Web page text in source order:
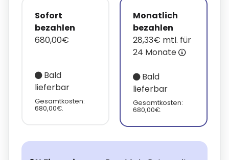
Sofort
bezahlen
680,00€
Bald
lieferbar
Gesamtkosten:
680,00€.
Monatlich
bezahlen
28,33€ mtl. für
24 Monate
Bald
lieferbar
Gesamtkosten:
680,00€.